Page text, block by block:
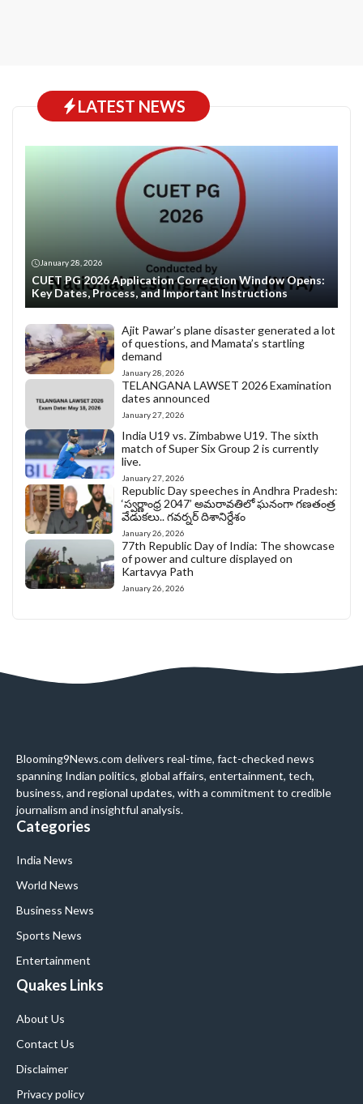
LATEST NEWS
January 28, 2026
CUET PG 2026 Application Correction Window Opens:
Key Dates, Process, and Important Instructions
Ajit Pawar’s plane disaster generated a lot
of questions, and Mamata’s startling
demand
January 28, 2026
TELANGANA LAWSET 2026 Examination
dates announced
January 27, 2026
India U19 vs. Zimbabwe U19. The sixth
match of Super Six Group 2 is currently
live.
January 27, 2026
Republic Day speeches in Andhra Pradesh:
‘స్వర్ణాంధ్ర 2047’ అమరావతిలో ఘనంగా గణతంత్ర
వేడుకలు.. గవర్నర్ దిశానిర్దేశం
January 26, 2026
77th Republic Day of India: The showcase
of power and culture displayed on
Kartavya Path
January 26, 2026
Blooming9News.com delivers real-time, fact-checked news
spanning Indian politics, global affairs, entertainment, tech,
business, and regional updates, with a commitment to credible
journalism and insightful analysis.
Categories
India News
World News
Business News
Sports News
Entertainment
Quakes Links
About Us
Contact Us
Disclaimer
Privacy policy